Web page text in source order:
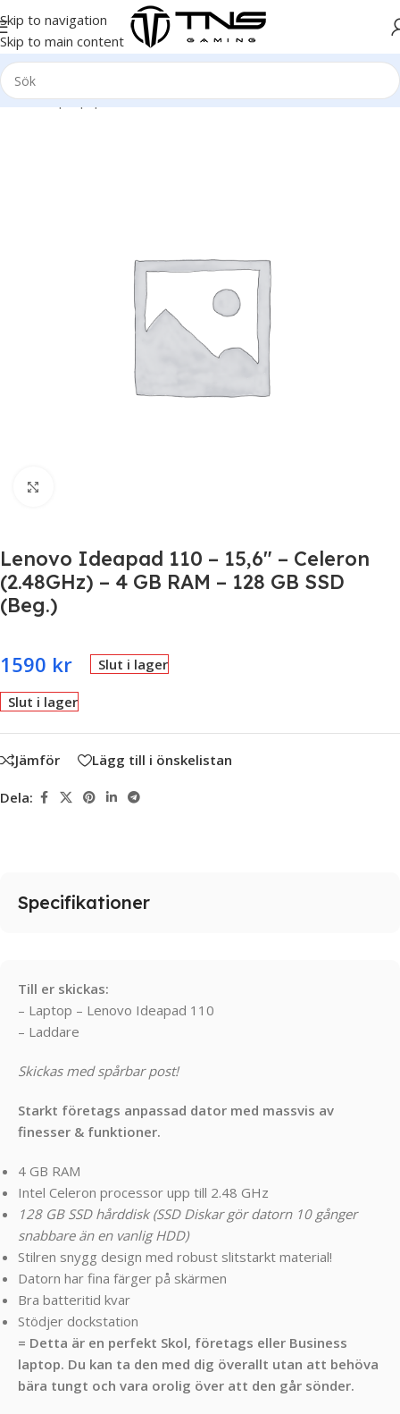
Skip to navigation
Skip to main content
Hem/Laptop | Bärbar dator
Lenovo Ideapad 110 – 15,6″ – Celeron
(2.48GHz) – 4 GB RAM – 128 GB SSD
(Beg.)
1590 kr Slut i lager
Slut i lager
Jämför Lägg till i önskelistan
Dela:
Till er skickas:
– Laptop – Lenovo Ideapad 110
– Laddare
Skickas med spårbar post!
Starkt företags anpassad dator med massvis av
finesser & funktioner.
4 GB RAM
Intel Celeron processor upp till 2.48 GHz
128 GB SSD hårddisk (SSD Diskar gör datorn 10 gånger
snabbare än en vanlig HDD)
Stilren snygg design med robust slitstarkt material!
Datorn har fina färger på skärmen
Bra batteritid kvar
Stödjer dockstation
= Detta är en perfekt Skol, företags eller Business
laptop. Du kan ta den med dig överallt utan att behöva
bära tungt och vara orolig över att den går sönder.
Specifikationer